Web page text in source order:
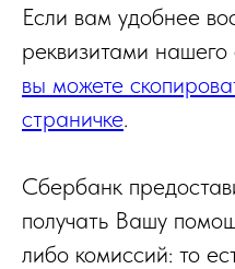
Если вам удобнее
реквизитами
вы можете
страничке.
Сбербанк
получать Вашу
либо комиссий: то